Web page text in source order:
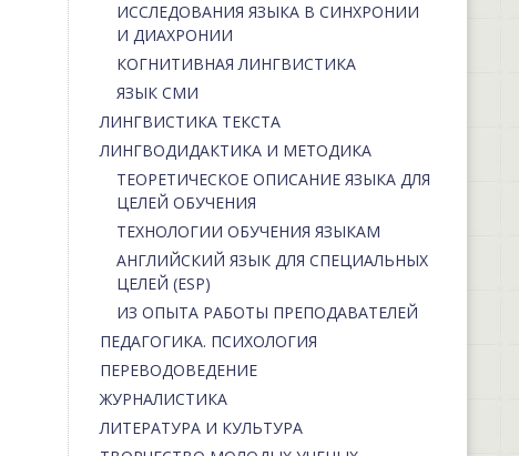
ИССЛЕДОВАНИЯ ЯЗЫКА В СИНХРОНИИ
И ДИАХРОНИИ
КОГНИТИВНАЯ ЛИНГВИСТИКА
ЯЗЫК СМИ
ЛИНГВИСТИКА ТЕКСТА
ЛИНГВОДИДАКТИКА И МЕТОДИКА
ТЕОРЕТИЧЕСКОЕ ОПИСАНИЕ ЯЗЫКА ДЛЯ
ЦЕЛЕЙ ОБУЧЕНИЯ
ТЕХНОЛОГИИ ОБУЧЕНИЯ ЯЗЫКАМ
АНГЛИЙСКИЙ ЯЗЫК ДЛЯ СПЕЦИАЛЬНЫХ
ЦЕЛЕЙ (ESP)
ИЗ ОПЫТА РАБОТЫ ПРЕПОДАВАТЕЛЕЙ
ПЕДАГОГИКА. ПСИХОЛОГИЯ
ПЕРЕВОДОВЕДЕНИЕ
ЖУРНАЛИСТИКА
ЛИТЕРАТУРА И КУЛЬТУРА